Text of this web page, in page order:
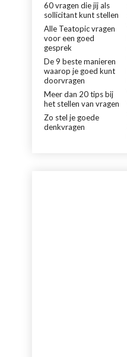
60 vragen die jij als
sollicitant kunt stellen
Alle Teatopic vragen
voor een goed
gesprek
De 9 beste manieren
waarop je goed kunt
doorvragen
Meer dan 20 tips bij
het stellen van vragen
Zo stel je goede
denkvragen